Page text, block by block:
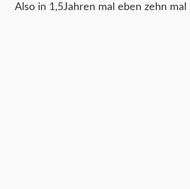
Also in 1,5Jahren mal eben zehn